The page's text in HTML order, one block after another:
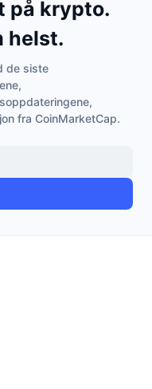
på krypto.
helst.
de siste
fra CoinMarketCap.